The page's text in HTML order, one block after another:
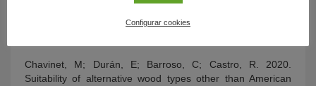
Chavinet, M; Durán, E; Barroso, C; Castro, R. 2020.
Suitability of alternative wood types other than American
Configurar cookies